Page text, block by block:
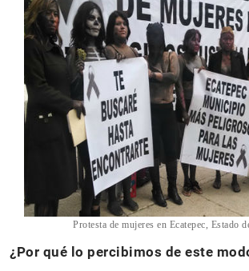
Protesta de mujeres en Ecatepec, Estado
¿Por qué lo percibimos de este